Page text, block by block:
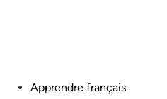
PostedApprendre français